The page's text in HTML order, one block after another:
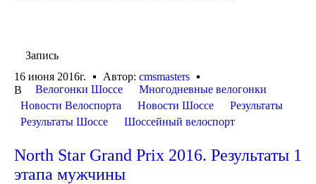
Запись
16 июня 2016г.
Автор: cmsmasters
В
Велогонки Шоссе
Многодневные велогонки
Новости Велоспорта
Новости Шоссе
Результаты
Результаты Шоссе
Шоссейный велоспорт
North Star Grand Prix 2016. Результаты 1
этапа мужчины